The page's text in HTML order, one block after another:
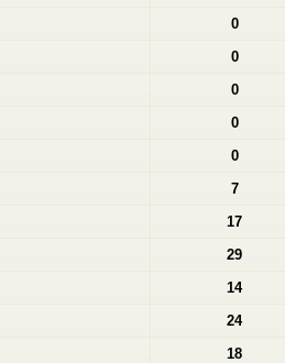
0
0
0
0
0
7
17
29
14
24
18